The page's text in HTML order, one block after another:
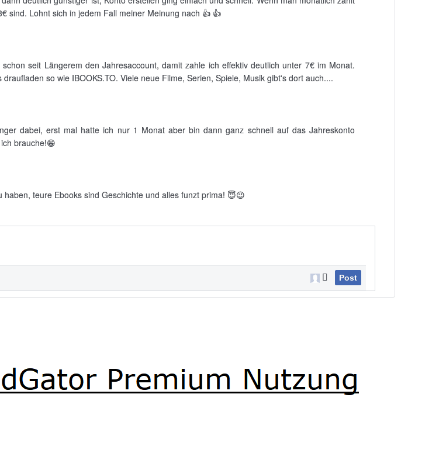
sind. Lohnt sich in jedem Fall meiner Meinung nach 👍 👍
seit Längerem den Jahresaccount, damit zahle ich effektiv deutlich unter 7€ im Monat.
so wie IBOOKS.TO. Viele neue Filme, Serien, Spiele, Musik gibt's dort auch....
dabei, erst mal hatte ich nur 1 Monat aber bin dann ganz schnell auf das Jahreskonto
brauche!😁
teure Ebooks sind Geschichte und alles funzt prima! 😇😉
Post